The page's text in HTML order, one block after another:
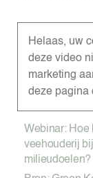
Helaas, uw
deze video
marketing
deze pagina
Webinar: Hoe
veehouderij
milieudoelen?